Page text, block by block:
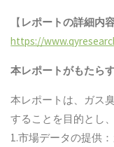
【 レポートの詳細内
https://
本レポートがもたら
本レポートは、ガス
することを目的とし
1.市場データの提供